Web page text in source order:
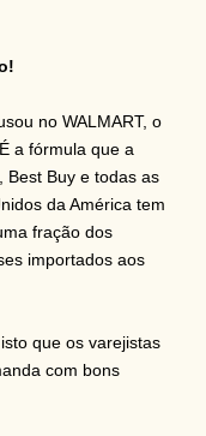
no WALMART, o
a fórmula que a
Best Buy e todas as
da América tem
fração dos
importados aos
que os varejistas
com bons